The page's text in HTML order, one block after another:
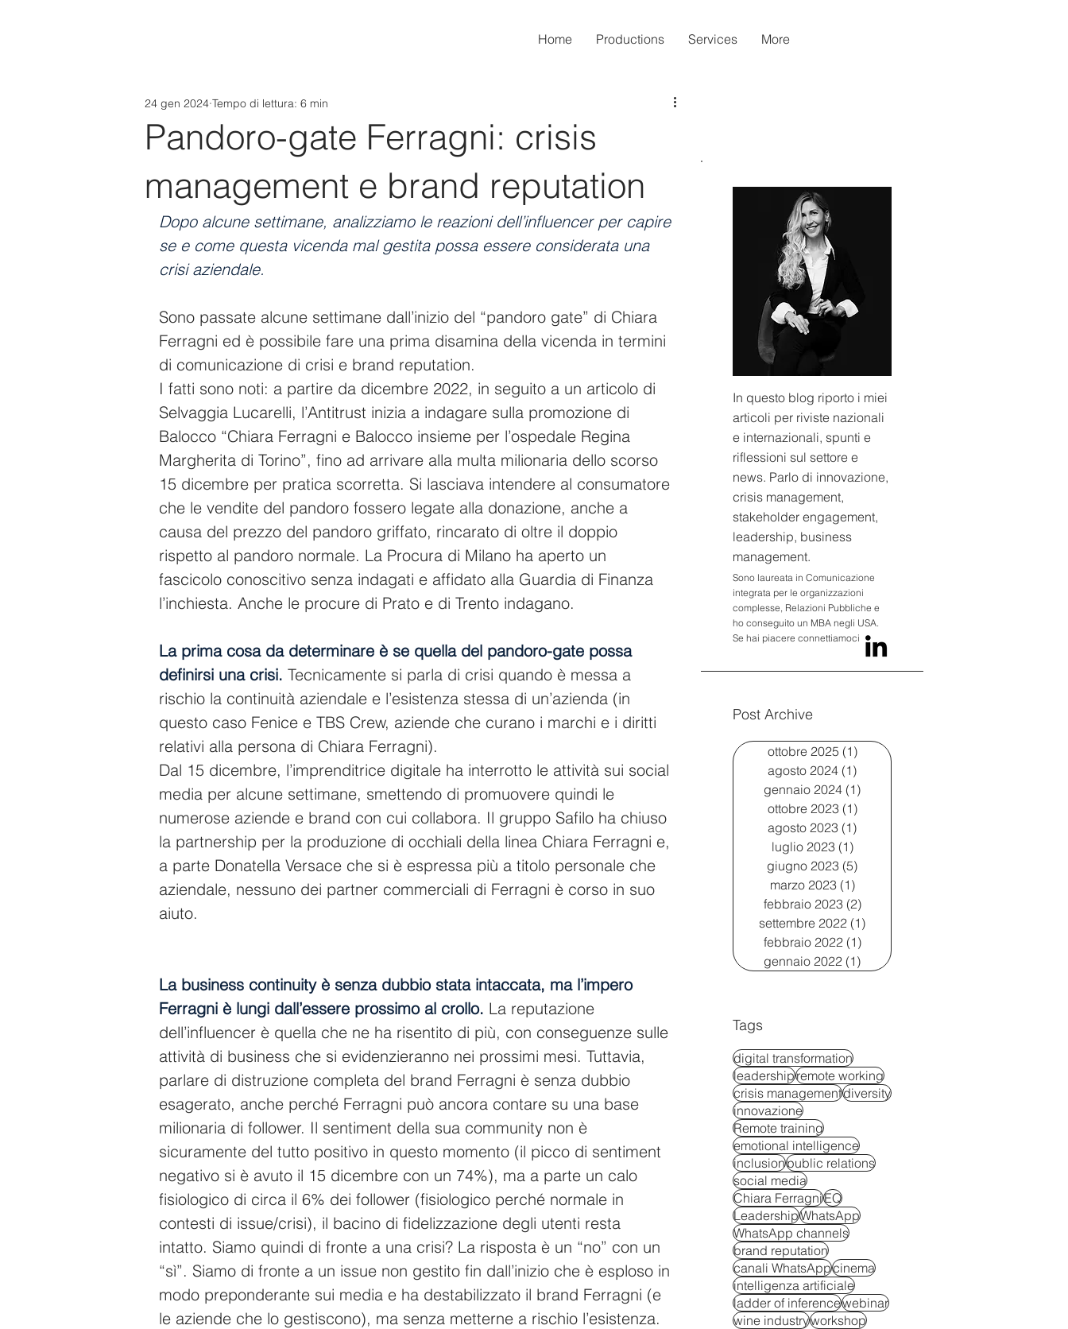
Home Productions Services More
Pandoro-gate Ferragni: crisis
management e brand reputation
24 gen 2024 Tempo di lettura: 6 min
Dopo alcune settimane, analizziamo le reazioni dell’influencer per capire
se e come questa vicenda mal gestita possa essere considerata una
crisi aziendale.
Sono passate alcune settimane dall’inizio del “pandoro gate” di Chiara
Ferragni ed è possibile fare una prima disamina della vicenda in termini
di comunicazione di crisi e brand reputation.
I fatti sono noti: a partire da dicembre 2022, in seguito a un articolo di
Selvaggia Lucarelli, l’Antitrust inizia a indagare sulla promozione di
Balocco “Chiara Ferragni e Balocco insieme per l’ospedale Regina
Margherita di Torino”, fino ad arrivare alla multa milionaria dello scorso
15 dicembre per pratica scorretta. Si lasciava intendere al consumatore
che le vendite del pandoro fossero legate alla donazione, anche a
causa del prezzo del pandoro griffato, rincarato di oltre il doppio
rispetto al pandoro normale. La Procura di Milano ha aperto un
fascicolo conoscitivo senza indagati e affidato alla Guardia di Finanza
l’inchiesta. Anche le procure di Prato e di Trento indagano.
La prima cosa da determinare è se quella del pandoro-gate possa
definirsi una crisi. Tecnicamente si parla di crisi quando è messa a
rischio la continuità aziendale e l’esistenza stessa di un’azienda (in
questo caso Fenice e TBS Crew, aziende che curano i marchi e i diritti
relativi alla persona di Chiara Ferragni).
Dal 15 dicembre, l’imprenditrice digitale ha interrotto le attività sui social
media per alcune settimane, smettendo di promuovere quindi le
numerose aziende e brand con cui collabora. Il gruppo Safilo ha chiuso
la partnership per la produzione di occhiali della linea Chiara Ferragni e,
a parte Donatella Versace che si è espressa più a titolo personale che
aziendale, nessuno dei partner commerciali di Ferragni è corso in suo
aiuto.
La business continuity è senza dubbio stata intaccata, ma l’impero
Ferragni è lungi dall’essere prossimo al crollo. La reputazione
dell’influencer è quella che ne ha risentito di più, con conseguenze sulle
attività di business che si evidenzieranno nei prossimi mesi. Tuttavia,
parlare di distruzione completa del brand Ferragni è senza dubbio
esagerato, anche perché Ferragni può ancora contare su una base
milionaria di follower. Il sentiment della sua community non è
sicuramente del tutto positivo in questo momento (il picco di sentiment
negativo si è avuto il 15 dicembre con un 74%), ma a parte un calo
fisiologico di circa il 6% dei follower (fisiologico perché normale in
contesti di issue/crisi), il bacino di fidelizzazione degli utenti resta
intatto. Siamo quindi di fronte a una crisi? La risposta è un “no” con un
“sì”. Siamo di fronte a un issue non gestito fin dall’inizio che è esploso in
modo preponderante sui media e ha destabilizzato il brand Ferragni (e
le aziende che lo gestiscono), ma senza metterne a rischio l’esistenza.
In questo blog riporto i miei
articoli per riviste nazionali
e internazionali, spunti e
riflessioni sul settore e
news. Parlo di innovazione,
crisis management,
stakeholder engagement,
leadership, business
management.
Sono laureata in Comunicazione
integrata per le organizzazioni
complesse, Relazioni Pubbliche e
ho conseguito un MBA negli USA.
Se hai piacere connettiamoci
Post Archive
ottobre 2025 (1)1 post
agosto 2024 (1)
gennaio 2024 (1)
ottobre 2023 (1)1 post
agosto 2023 (1)
luglio 2023 (1)1 post
giugno 2023 (5)
marzo 2023 (1)1 post
febbraio 2023 (2)2 post
settembre 2022 (1)
febbraio 2022 (1)1 post
gennaio 2022 (1) 1 post
Tags
digital transformation
leadershipremote working
crisis managementdiversity
innovazione
Remote training
emotional intelligence
inclusionpublic relations
social media
Chiara FerragniEQ
LeadershipWhatsApp
WhatsApp channels
brand reputation
canali WhatsAppcinema
intelligenza artificiale
ladder of inferencewebinar
wine industryworkshop